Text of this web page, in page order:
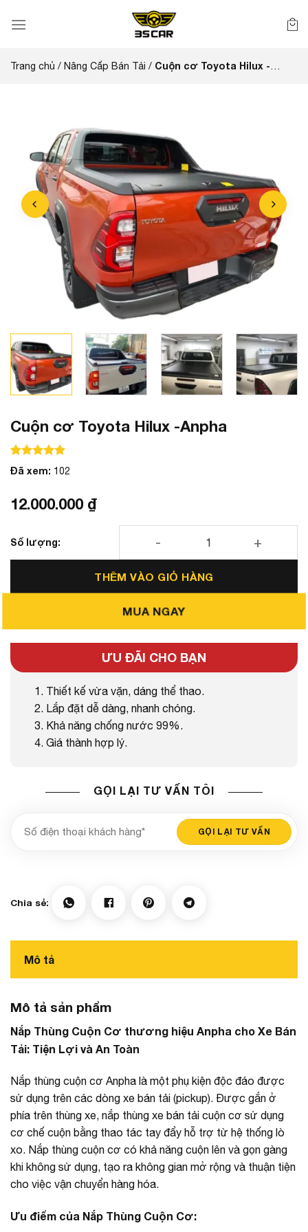
qua
dung
Trang chủ / Nâng Cấp Bán Tải / Cuộn cơ Toyota Hilux -
Cuộn cơ Toyota Hilux -Anpha
100 trên 5 dựa trên
100
Đã xem: 102
12.000.000 ₫
Cuộn cơ Toyota Hilux -Anpha số lượng
THÊM VÀO GIỎ HÀNG
MUA NGAY
ƯU ĐÃI CHO BẠN
1. Thiết kế vừa vặn, dáng thể thao.
2. Lắp đặt dễ dàng, nhanh chóng.
3. Khả năng chống nước 99%.
4. Giá thành hợp lý.
GỌI LẠI TƯ VẤN TÔI
Mô tả
Mô tả sản phẩm
Nắp Thùng Cuộn Cơ thương hiệu Anpha cho Xe Bán
Tải: Tiện Lợi và An Toàn
Nắp thùng cuộn cơ Anpha là một phụ kiện độc đáo được
sử dụng trên các dòng xe bán tải (pickup). Được gắn ở
phía trên thùng xe, nắp thùng xe bán tải cuộn cơ sử dụng
cơ chế cuộn bằng thao tác tay đẩy hỗ trợ từ hệ thống lò
xo. Nắp thùng cuộn cơ có khả năng cuộn lên và gọn gàng
khi không sử dụng, tạo ra không gian mở rộng và thuận tiện
cho việc vận chuyển hàng hóa.
Ưu điểm của Nắp Thùng Cuộn Cơ: